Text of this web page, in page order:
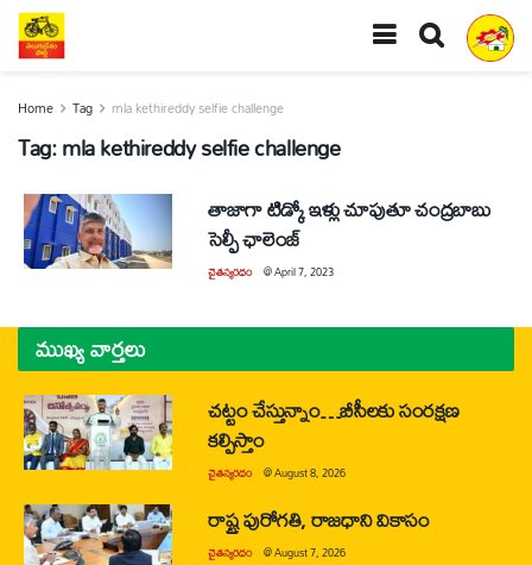
Home Tag mla kethireddy selfie challenge
Tag:mla kethireddy selfie challenge
తాజాగా టిడ్కో ఇళ్లు చూపుతూ చంద్రబాబు
సెల్ఫీ ఛాలెంజ్
చైతన్యరధం @April 7, 2023
ముఖ్య వార్తలు
చట్టం చేస్తున్నాం…బీసీలకు సంరక్షణ
కల్పిస్తాం
చైతన్యరధం @August 8, 2026
రాష్ట్ర పురోగతి, రాజధాని వికాసం
చైతన్యరధం @August 7, 2026